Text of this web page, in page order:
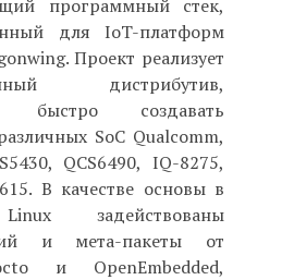
программный стек,
для IoT-платформ
Проект реализует
дистрибутив,
быстро создавать
SoC Qualcomm,
QCS6490, IQ-8275,
В качестве основы в
задействованы
и мета-пакеты от
и OpenEmbedded,